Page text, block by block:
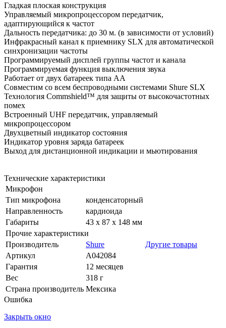
Гладкая плоская конструкция
Управляемый микропроцессором передатчик,
адаптирующийся к частот
Дальность передатчика: до 30 м. (в зависимости от условий)
Инфракрасный канал к приемнику SLX для автоматической
синхронизации частоты
Программируемый дисплей группы частот и канала
Программируемая функция выключения звука
Работает от двух батареек типа АА
Совместим со всем беспроводными системами Shure SLX
Технология Commshield™ для защиты от высокочастотных
помех
Встроенный UHF передатчик, управляемый
микропроцессором
Двухцветный индикатор состояния
Индикатор уровня заряда батареек
Выход для дистанционной индикации и мьютирования
Технические характеристики
Микрофон
Тип микрофона
конденсаторный
Направленность
кардиоида
Габариты
43 x 87 x 148 мм
Прочие характеристики
Производитель
Shure
Другие товары
Артикул
A042084
Гарантия
12 месяцев
Вес
318 г
Страна производитель Мексика
Ошибка
Закрыть окно